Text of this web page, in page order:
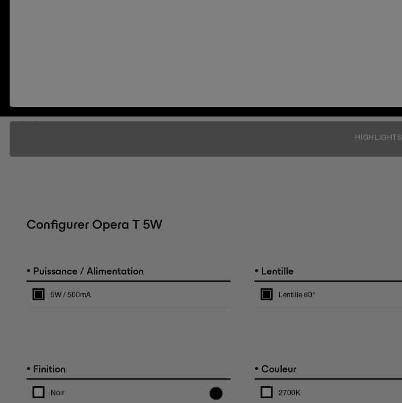
HIGHLIGHTS
Configurer Opera T 5W
• Puissance / Alimentation
5W / 500mA
• Lentille
Lentille 60°
• Finition
Noir
• Couleur
2700K